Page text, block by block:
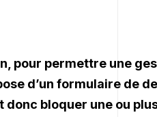
pour permettre une
d’un formulaire de
donc bloquer une ou